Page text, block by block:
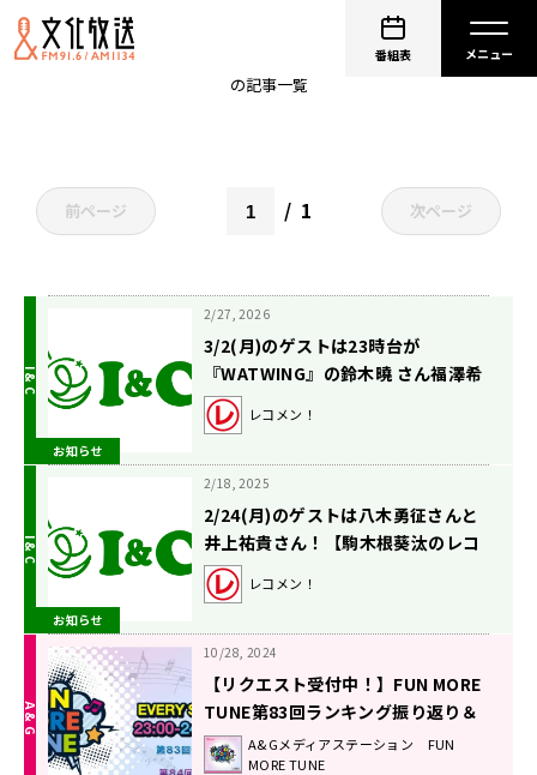
番組表
の記事一覧
前ページ 1 次ページ
お知らせ
2/27, 2026
3/2(月)のゲストは23時台が
『WATWING』の鈴木曉 さん福澤希
空さん！24時台は前半がAile The
Shotaさん、後半が
【駒木根葵汰のレコメン！】
レコメン！
お知らせ
2/18, 2025
2/24(月)のゲストは八木勇征さんと
井上祐貴さん！【駒木根葵汰のレコ
メン！】
レコメン！
10/28, 2024
【リクエスト受付中！】FUN MORE
TUNE第83回ランキング振り返り＆
第84回 注目楽曲紹介
A&Gメディアステーション FUN
MORE TUNE